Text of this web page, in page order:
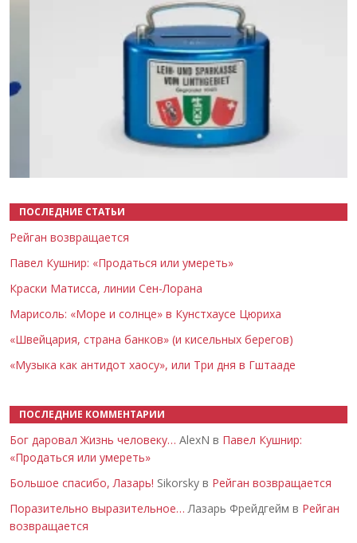
ПОСЛЕДНИЕ СТАТЬИ
Рейган возвращается
Павел Кушнир: «Продаться или умереть»
Краски Матисса, линии Сен-Лорана
Марисоль: «Море и солнце» в Кунстхаусе Цюриха
«Швейцария, страна банков» (и кисельных берегов)
«Музыка как антидот хаосу», или Три дня в Гштааде
ПОСЛЕДНИЕ КОММЕНТАРИИ
Бог даровал Жизнь человеку… AlexN в Павел Кушнир:
«Продаться или умереть»
Большое спасибо, Лазарь! Sikorsky в Рейган возвращается
Поразительно выразительное… Лазарь Фрейдгейм в Рейган
возвращается